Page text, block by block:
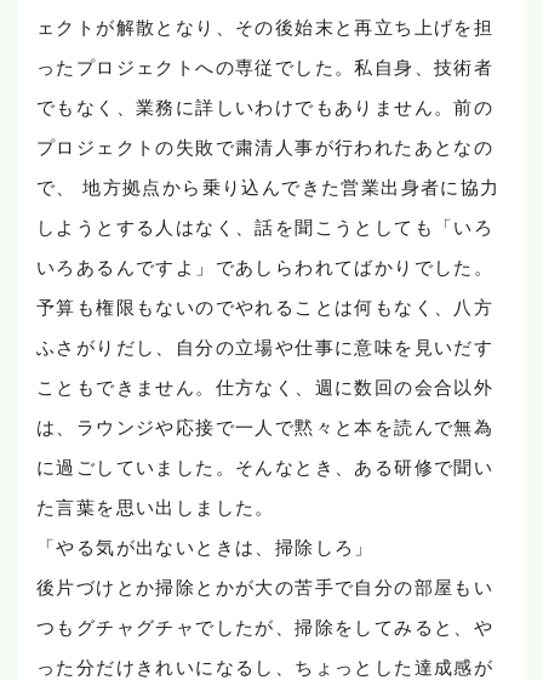
ェクトが解散となり、その後始末と再立ち上げを担
ったプロジェクトへの専従でした。私自身、技術者
でもなく、業務に詳しいわけでもありません。前の
プロジェクトの失敗で粛清人事が行われたあとなの
で、 地方拠点から乗り込んできた営業出身者に協力
しようとする人はなく、話を聞こうとしても「いろ
いろあるんですよ」であしらわれてばかりでした。
予算も権限もないのでやれることは何もなく、八方
ふさがりだし、自分の立場や仕事に意味を見いだす
こともできません。仕方なく、週に数回の会合以外
は、ラウンジや応接で一人で黙々と本を読んで無為
に過ごしていました。そんなとき、ある研修で聞い
た言葉を思い出しました。
「やる気が出ないときは、掃除しろ」
後片づけとか掃除とかが大の苦手で自分の部屋もい
つもグチャグチャでしたが、掃除をしてみると、や
った分だけきれいになるし、ちょっとした達成感が